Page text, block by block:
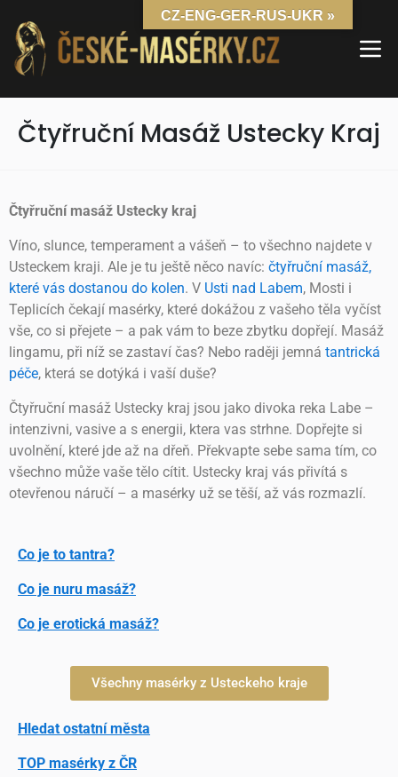
Čtyřruční Masáž Ustecky Kraj
Čtyřruční masáž Ustecky kraj
Víno, slunce, temperament a vášeň – to všechno najdete v
Usteckem kraji. Ale je tu ještě něco navíc: čtyřruční masáž,
které vás dostanou do kolen. V Usti nad Labem, Mosti i
Teplicích čekají masérky, které dokážou z vašeho těla vyčíst
vše, co si přejete – a pak vám to beze zbytku dopřejí. Masáž
lingamu, při níž se zastaví čas? Nebo raději jemná tantrická
péče, která se dotýká i vaší duše?
Čtyřruční masáž Ustecky kraj jsou jako divoka reka Labe –
intenzivni, vasive a s energii, ktera vas strhne. Dopřejte si
uvolnění, které jde až na dřeň. Překvapte sebe sama tím, co
všechno může vaše tělo cítit. Ustecky kraj vás přivítá s
otevřenou náručí – a masérky už se těší, až vás rozmazlí.
Co je to tantra?
Co je nuru masáž?
Co je erotická masáž?
Všechny masérky z Usteckeho kraje
Hledat ostatní města
TOP masérky z ČR
CZ-ENG-GER-RUS-UKR »